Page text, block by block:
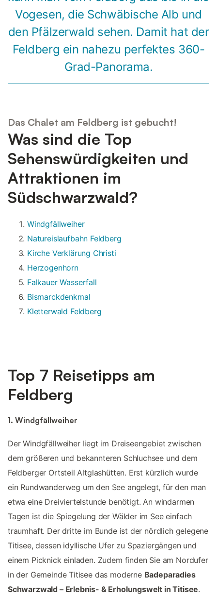
Vogesen, die Schwäbische Alb und
den Pfälzerwald sehen. Damit hat der
Feldberg ein nahezu perfektes 360-
Grad-Panorama.
Das Chalet am Feldberg ist gebucht!
Was sind die Top
Sehenswürdigkeiten und
Attraktionen im
Südschwarzwald?
Windgfällweiher
Natureislaufbahn Feldberg
Kirche Verklärung Christi
Herzogenhorn
Falkauer Wasserfall
Bismarckdenkmal
Kletterwald Feldberg
Top 7 Reisetipps am
Feldberg
1. Windgfällweiher
Der Windgfällweiher liegt im Dreiseengebiet zwischen
dem größeren und bekannteren Schluchsee und dem
Feldberger Ortsteil Altglashütten. Erst kürzlich wurde
ein Rundwanderweg um den See angelegt, für den man
etwa eine Dreiviertelstunde benötigt. An windarmen
Tagen ist die Spiegelung der Wälder im See einfach
traumhaft. Der dritte im Bunde ist der nördlich gelegene
Titisee, dessen idyllische Ufer zu Spaziergängen und
einem Picknick einladen. Zudem finden Sie am Nordufer
in der Gemeinde Titisee das moderne Badeparadies
Schwarzwald – Erlebnis- & Erholungswelt in Titisee.